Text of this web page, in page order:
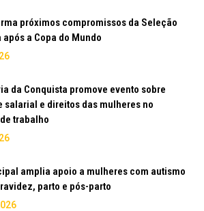
próximos compromissos da Seleção
a Copa do Mundo
da Conquista promove evento sobre
salarial e direitos das mulheres no
trabalho
amplia apoio a mulheres com autismo
parto e pós-parto